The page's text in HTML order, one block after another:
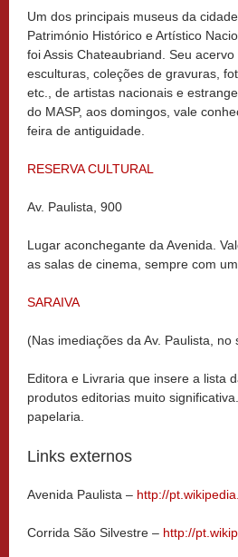
Um dos principais museus da
Património Histórico e Artístico
foi Assis Chateaubriand. Seu acervo
esculturas, coleções de gravuras,
etc., de artistas nacionais e
do MASP, aos domingos, vale
feira de antiguidade.
RESERVA CULTURAL
Av. Paulista, 900
Lugar aconchegante da Avenida.
as salas de cinema, sempre com
SARAIVA
(Nas imediações da Av. Paulista,
Editora e Livraria que insere a lista
produtos editorias muito
papelaria.
Links externos
Avenida Paulista – http://
Corrida São Silvestre – http://